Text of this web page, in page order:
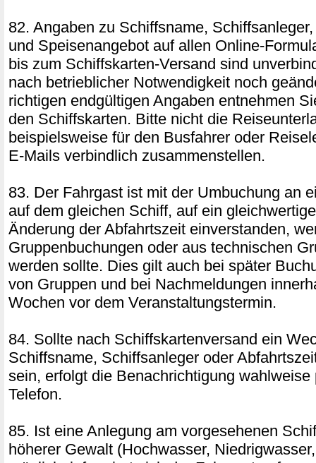
82. Angaben zu Schiffsname,
und Speisenangebot auf allen Online-
bis zum Schiffskarten-Versand sind
nach betrieblicher Notwendigkeit noch
richtigen endgültigen Angaben entnehmen
den Schiffskarten. Bitte nicht die
beispielsweise für den Busfahrer oder
E-Mails verbindlich zusammenstellen.
83. Der Fahrgast ist mit der Umbuchung an
auf dem gleichen Schiff, auf ein
Änderung der Abfahrtszeit einverstanden,
Gruppenbuchungen oder aus technischen
werden sollte. Dies gilt auch bei später
von Gruppen und bei Nachmeldungen
Wochen vor dem Veranstaltungstermin.
84. Sollte nach Schiffskartenversand ein
Schiffsname, Schiffsanleger oder
sein, erfolgt die Benachrichtigung wahlweise
Telefon.
85. Ist eine Anlegung am vorgesehenen
höherer Gewalt (Hochwasser,